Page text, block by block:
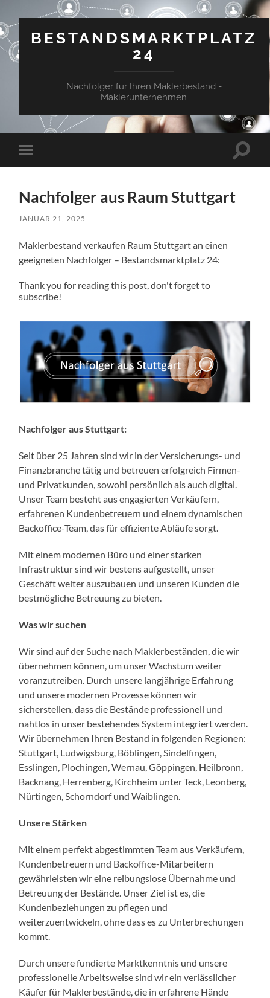
BESTANDSMARKTPLATZ
24
Nachfolger für Ihren Maklerbestand -
Maklerunternehmen
Mobile-
Menü
Nachfolger aus Raum Stuttgart
JANUAR 21, 2025
Maklerbestand verkaufen Raum Stuttgart an einen
geeigneten Nachfolger – Bestandsmarktplatz 24:
Thank you for reading this post, don't forget to
subscribe!
Nachfolger aus Stuttgart:
Seit über 25 Jahren sind wir in der Versicherungs- und
Finanzbranche tätig und betreuen erfolgreich Firmen-
und Privatkunden, sowohl persönlich als auch digital.
Unser Team besteht aus engagierten Verkäufern,
erfahrenen Kundenbetreuern und einem dynamischen
Backoffice-Team, das für effiziente Abläufe sorgt.
Mit einem modernen Büro und einer starken
Infrastruktur sind wir bestens aufgestellt, unser
Geschäft weiter auszubauen und unseren Kunden die
bestmögliche Betreuung zu bieten.
Was wir suchen
Wir sind auf der Suche nach Maklerbeständen, die wir
übernehmen können, um unser Wachstum weiter
voranzutreiben. Durch unsere langjährige Erfahrung
und unsere modernen Prozesse können wir
sicherstellen, dass die Bestände professionell und
nahtlos in unser bestehendes System integriert werden.
Wir übernehmen Ihren Bestand in folgenden Regionen:
Stuttgart, Ludwigsburg, Böblingen, Sindelfingen,
Esslingen, Plochingen, Wernau, Göppingen, Heilbronn,
Backnang, Herrenberg, Kirchheim unter Teck, Leonberg,
Nürtingen, Schorndorf und Waiblingen.
Unsere Stärken
Mit einem perfekt abgestimmten Team aus Verkäufern,
Kundenbetreuern und Backoffice-Mitarbeitern
gewährleisten wir eine reibungslose Übernahme und
Betreuung der Bestände. Unser Ziel ist es, die
Kundenbeziehungen zu pflegen und
weiterzuentwickeln, ohne dass es zu Unterbrechungen
kommt.
Durch unsere fundierte Marktkenntnis und unsere
professionelle Arbeitsweise sind wir ein verlässlicher
Käufer für Maklerbestände, die in erfahrene Hände